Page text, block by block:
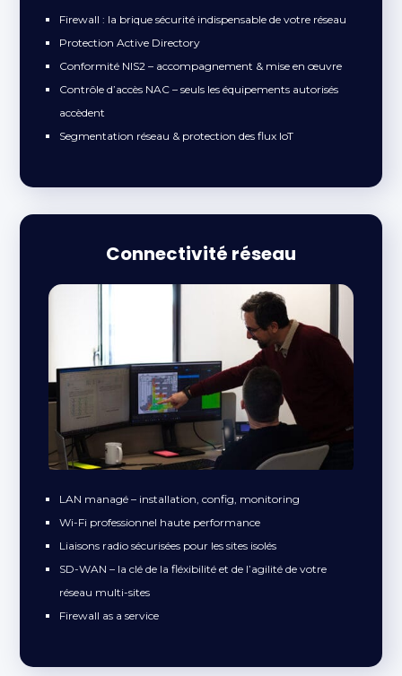
Firewall : la brique sécurité indispensable de votre réseau
Protection Active Directory
Conformité NIS2 – accompagnement & mise en œuvre
Contrôle d’accès NAC – seuls les équipements autorisés
accèdent
Segmentation réseau & protection des flux IoT
Connectivité réseau
LAN managé – installation, config, monitoring
Wi-Fi professionnel haute performance
Liaisons radio sécurisées pour les sites isolés
SD-WAN – la clé de la fléxibilité et de l’agilité de votre
réseau multi-sites
Firewall as a service